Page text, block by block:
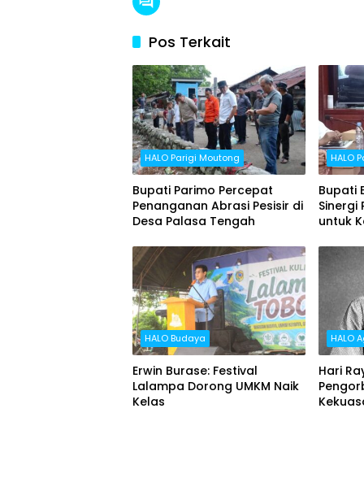
Pos Terkait
HALO Parigi Moutong
Bupati Parimo Percepat
Penanganan Abrasi Pesisir di
Desa Palasa Tengah
HALO
Bupati
Sinergi
untuk
HALO Budaya
Erwin Burase: Festival
Lalampa Dorong UMKM Naik
Kelas
HALO
Hari